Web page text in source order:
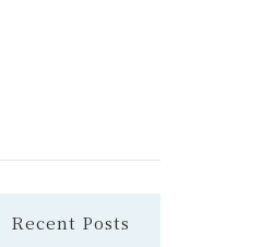
Recent Posts